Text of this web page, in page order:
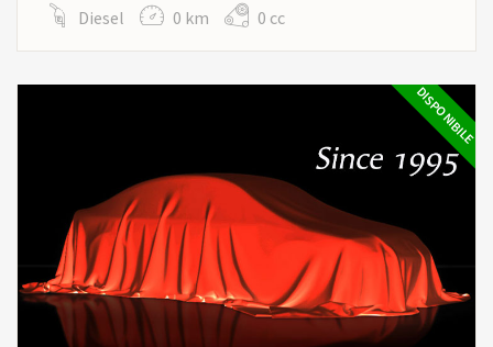
Diesel 0 km 0 cc
DISPONIBILE